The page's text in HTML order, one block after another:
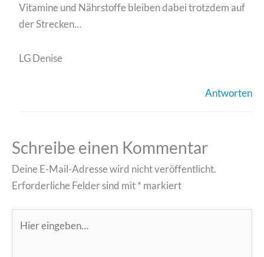
Vitamine und Nährstoffe bleiben dabei trotzdem auf
der Strecken…
LG Denise
Antworten
Schreibe einen Kommentar
Deine E-Mail-Adresse wird nicht veröffentlicht.
Erforderliche Felder sind mit* markiert
eingeben…